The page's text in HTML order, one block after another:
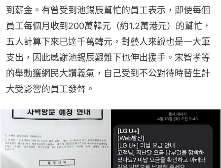
到薪金。有曾受到池錫辰幫忙的員工表示，即使每個
員工每個月收到200萬韓元（約1.2萬港元）的幫忙，
五人計算下來已達千萬韓元，對藝人來說也是一大筆
支出，因此感謝池錫辰艱難下也伸出援手。宋智孝等
的舉動獲網民大讚義氣，自己受到不公對待時替生計
大受影響的員工發聲。